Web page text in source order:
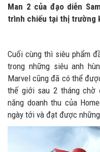
Man 2 của đạo diễn
trình chiếu tại thị trường
Cuối cùng thì siêu phẩm
trong những siêu anh
Marvel cũng đã có thể
thế giới sau 2 tháng chờ
năng doanh thu của
ngày tới và đạt được